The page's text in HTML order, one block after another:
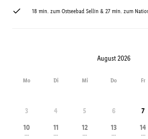
18 min. zum Ostseebad Sellin & 27 min. zum
August 2026
Mo Di Mi Do Fr
3
4 5 6 7
10
---
11
---
12
---
13
---
14
---